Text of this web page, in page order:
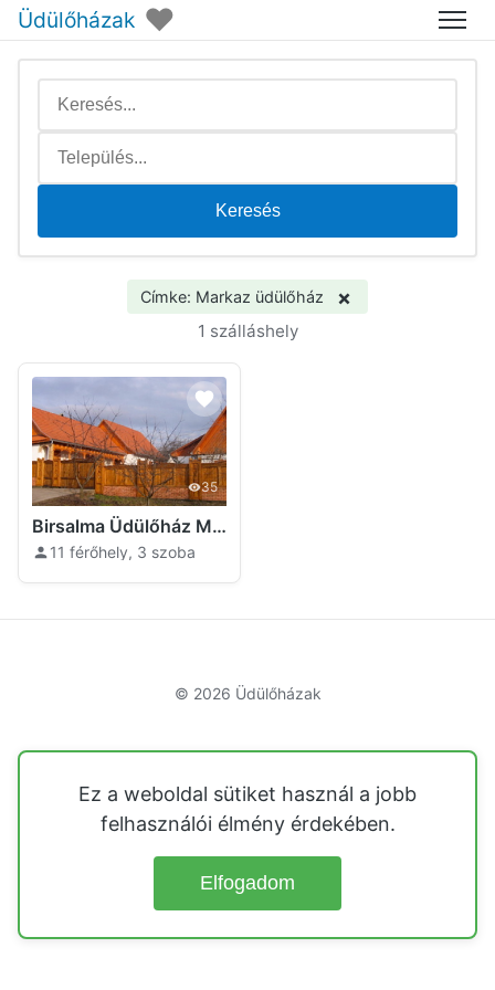
Üdülőházak ♥ Menü
Keresés
Címke: Markaz üdülőház ×
1 szálláshely
35
Birsalma Üdülőház Markaz
11 férőhely, 3 szoba
© 2026 Üdülőházak
Ez a weboldal sütiket használ a jobb
felhasználói élmény érdekében.
Elfogadom